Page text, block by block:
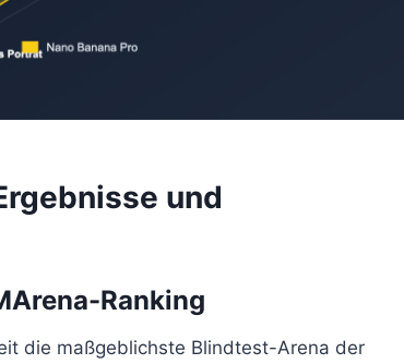
und
Ranking
die maßgeblichste Blindtest-Arena der